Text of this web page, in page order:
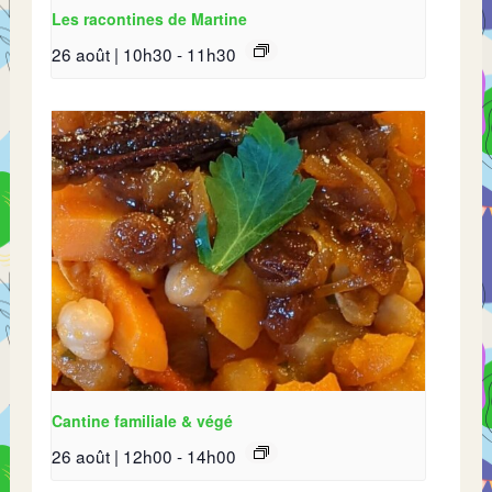
Les racontines de Martine
26 août | 10h30 - 11h30
Cantine familiale & végé
26 août | 12h00 - 14h00